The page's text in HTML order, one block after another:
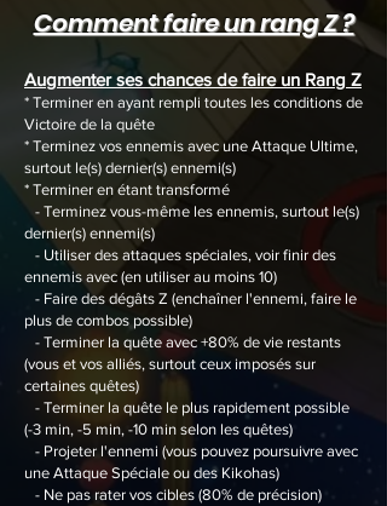
Comment faire un rang Z ?
Augmenter ses chances de faire un Rang Z
* Terminer en ayant rempli toutes les conditions de
Victoire de la quête
* Terminez vos ennemis avec une Attaque Ultime,
surtout le(s) dernier(s) ennemi(s)
* Terminer en étant transformé
- Terminez vous-même les ennemis, surtout le(s)
dernier(s) ennemi(s)
- Utiliser des attaques spéciales, voir finir des
ennemis avec (en utiliser au moins 10)
- Faire des dégâts Z (enchaîner l'ennemi, faire le
plus de combos possible)
- Terminer la quête avec +80% de vie restants
(vous et vos alliés, surtout ceux imposés sur
certaines quêtes)
- Terminer la quête le plus rapidement possible
(-3 min, -5 min, -10 min selon les quêtes)
- Projeter l'ennemi (vous pouvez poursuivre avec
une Attaque Spéciale ou des Kikohas)
- Ne pas rater vos cibles (80% de précision)